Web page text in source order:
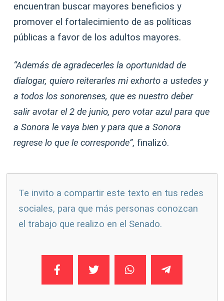
encuentran buscar mayores beneficios y
promover el fortalecimiento de as políticas
públicas a favor de los adultos mayores.
“Además de agradecerles la oportunidad de
dialogar, quiero reiterarles mi exhorto a ustedes y
a todos los sonorenses, que es nuestro deber
salir avotar el 2 de junio, pero votar azul para que
a Sonora le vaya bien y para que a Sonora
regrese lo que le corresponde”, finalizó.
Te invito a compartir este texto en tus redes
sociales, para que más personas conozcan
el trabajo que realizo en el Senado.